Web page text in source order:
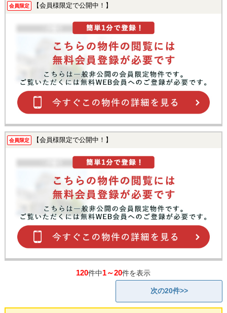
会員限定 【会員様限定で公開中！】
会員限定 【会員様限定で公開中！】
120件中1～20件を表示
次の20件>>